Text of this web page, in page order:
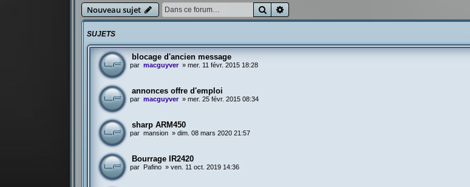
Nouveau sujet Rechercher
SUJETS
blocage d'ancien message
par macguyver »mer. 11 févr. 2015 18:28
annonces offre d'emploi
par macguyver »mer. 25 févr. 2015 08:34
sharp ARM450
par mansion »dim. 08 mars 2020 21:57
Bourrage IR2420
par Pafino »ven. 11 oct. 2019 14:36